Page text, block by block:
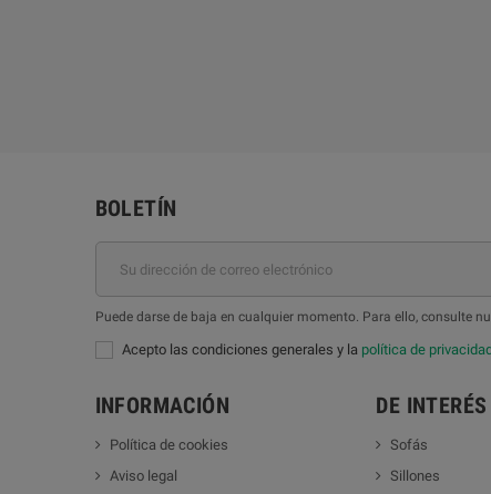
BOLETÍN
Puede darse de baja en cualquier momento. Para ello, consulte
Acepto las condiciones generales y la política de privacidad
INFORMACIÓN
Política de cookies
Aviso legal
DE INTERÉS
Sofás
Sillones